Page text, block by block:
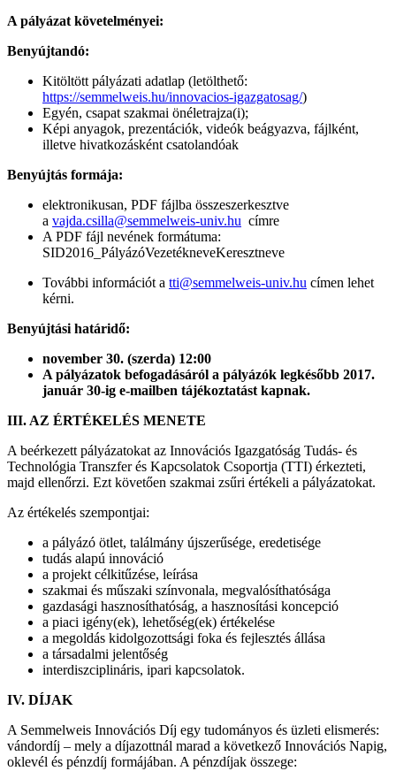
A pályázat követelményei:
Benyújtandó:
Kitöltött pályázati adatlap (letölthető:
https://semmelweis.hu/innovacios-igazgatosag/)
Egyén, csapat szakmai önéletrajza(i);
Képi anyagok, prezentációk, videók beágyazva, fájlként,
illetve hivatkozásként csatolandóak
Benyújtás formája:
elektronikusan, PDF fájlba összeszerkesztve
a vajda.csilla@semmelweis-univ.hu címre
A PDF fájl nevének formátuma:
SID2016_PályázóVezetékneveKeresztneve
További információt a tti@semmelweis-univ.hu címen lehet
kérni.
Benyújtási határidő:
november 30. (szerda) 12:00
A pályázatok befogadásáról a pályázók legkésőbb 2017.
január 30-ig e-mailben tájékoztatást kapnak.
III. AZ ÉRTÉKELÉS MENETE
A beérkezett pályázatokat az Innovációs Igazgatóság Tudás- és
Technológia Transzfer és Kapcsolatok Csoportja (TTI) érkezteti,
majd ellenőrzi. Ezt követően szakmai zsűri értékeli a pályázatokat.
Az értékelés szempontjai:
a pályázó ötlet, találmány újszerűsége, eredetisége
tudás alapú innováció
a projekt célkitűzése, leírása
szakmai és műszaki színvonala, megvalósíthatósága
gazdasági hasznosíthatóság, a hasznosítási koncepció
a piaci igény(ek), lehetőség(ek) értékelése
a megoldás kidolgozottsági foka és fejlesztés állása
a társadalmi jelentőség
interdiszciplináris, ipari kapcsolatok.
IV. DÍJAK
A Semmelweis Innovációs Díj egy tudományos és üzleti elismerés:
vándordíj – mely a díjazottnál marad a következő Innovációs Napig,
oklevél és pénzdíj formájában. A pénzdíjak összege: